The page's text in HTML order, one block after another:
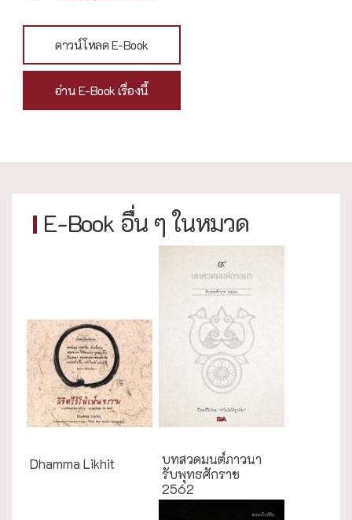
ดาวน์โหลด E-Book
อ่าน E-Book เรื่องนี้
E-Book อื่น ๆ ในหมวด
Dhamma Likhit
บทสวดมนต์ภาวนา
รับพุทธศักราช
2562